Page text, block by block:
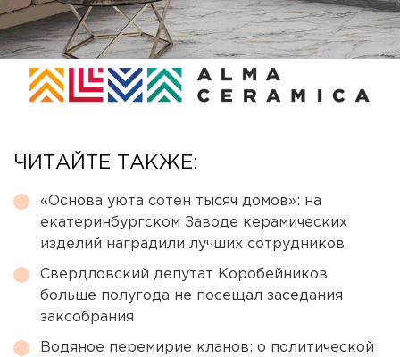
ЧИТАЙТЕ ТАКЖЕ:
«Основа уюта сотен тысяч домов»: на
екатеринбургском Заводе керамических
изделий наградили лучших сотрудников
Свердловский депутат Коробейников
больше полугода не посещал заседания
заксобрания
Водяное перемирие кланов: о политической